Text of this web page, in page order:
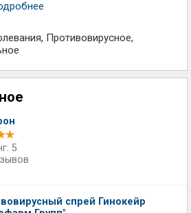
Противовирусное
5
спрей Гинокейр